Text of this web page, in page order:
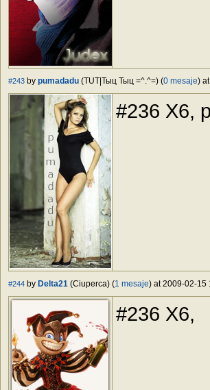
#243 by pumadadu (TUT|Тыц Тыц =^.^=) (0 mesaje)
#236 X6,
#244 by Delta21 (Ciuperca) (1 mesaje) at 2009-02-15
#236 X6,